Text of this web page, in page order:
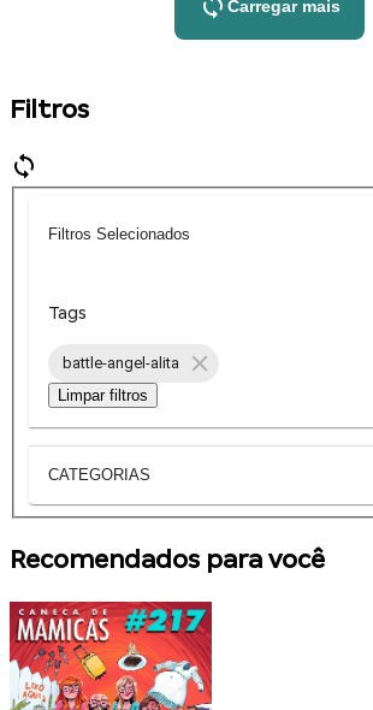
Carregar mais
Filtros
Filtros Selecionados
Tags
battle-angel-alita
Limpar filtros
CATEGORIAS
Recomendados para você